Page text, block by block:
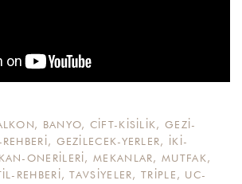
, BANYO, CIFT-KISILIK , GEZI-
, GEZILECEK-YERLER, IKI-
ONERILERI,MEKANLAR,MUTFAK ,
REHBERI,TAVSIYELER,TRIPLE , UC-